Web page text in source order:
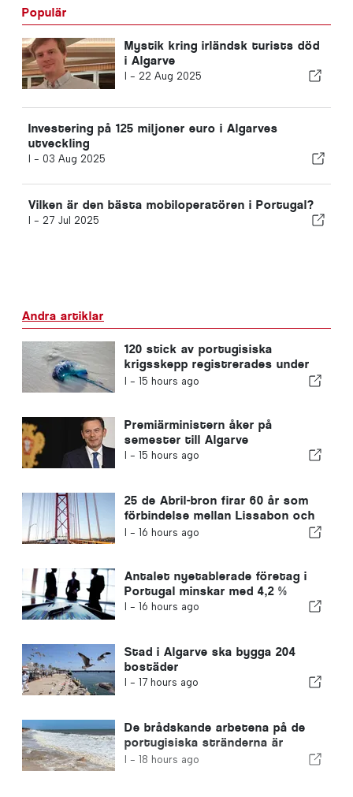
Populär
Mystik kring irländsk turists död
i Algarve
I - 22 Aug 2025
Investering på 125 miljoner euro i Algarves
utveckling
I - 03 Aug 2025
Vilken är den bästa mobiloperatören i Portugal?
I - 27 Jul 2025
Andra artiklar
120 stick av portugisiska
krigsskepp registrerades under
en enda dag
I - 15 hours ago
Premiärministern åker på
semester till Algarve
I - 15 hours ago
25 de Abril-bron firar 60 år som
förbindelse mellan Lissabon och
Almada
I - 16 hours ago
Antalet nyetablerade företag i
Portugal minskar med 4,2 %
I - 16 hours ago
Stad i Algarve ska bygga 204
bostäder
I - 17 hours ago
De brådskande arbetena på de
portugisiska stränderna är
avslutade
I - 18 hours ago